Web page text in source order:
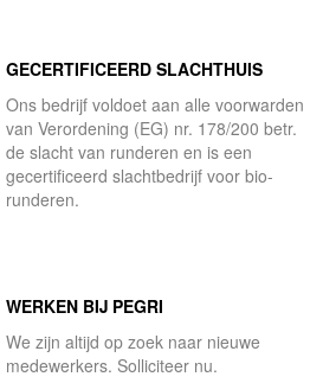
GECERTIFICEERD SLACHTHUIS
Ons bedrijf voldoet aan alle voorwarden
van Verordening (EG) nr. 178/200 betr.
de slacht van runderen en is een
gecertificeerd slachtbedrijf voor bio-
runderen.
WERKEN BIJ PEGRI
We zijn altijd op zoek naar nieuwe
medewerkers. Solliciteer nu.